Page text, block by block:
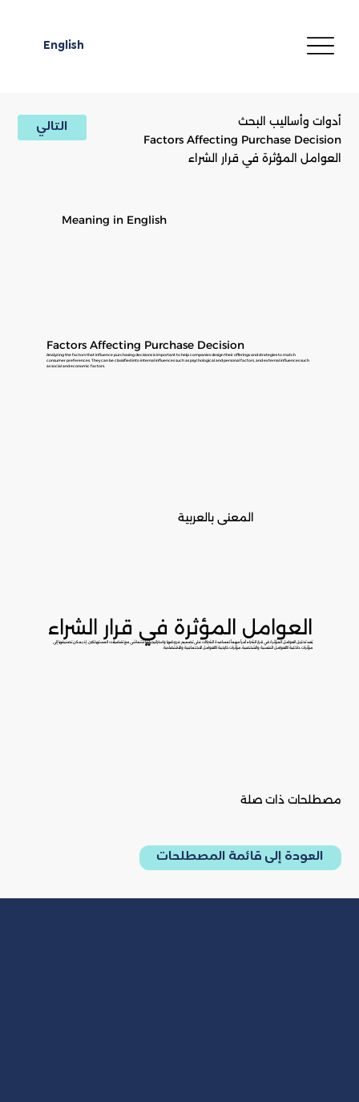
English
التالي
Factors Affecting Purchase Decision
العوامل المؤثرة في قرار الشراء
أدوات وأساليب البحث
Meaning in English
Factors Affecting Purchase Decision
Analyzing the factors that influence purchasing decisions is important to help companies design their offerings and strategies to match
consumer preferences. They can be classified into internal influences such as psychological and personal factors, and external influences such
as social and economic factors.
المعنى بالعربية
العوامل المؤثرة في قرار الشراء
يُعد تحليل العوامل المؤثرة في قرار الشراء أمراً مهماً لمساعدة الشركات على تصميم عروضها واستراتيجياتها لتتماشى مع تفضيلات المستهلكين. إذ يمكن تصنيفها إلى
مؤثرات داخلية كالعوامل النفسية والشخصية، مؤثرات خارجية كالعوامل الاجتماعية والاقتصادية.
مصطلحات ذات صلة
العودة إلى قائمة المصطلحات